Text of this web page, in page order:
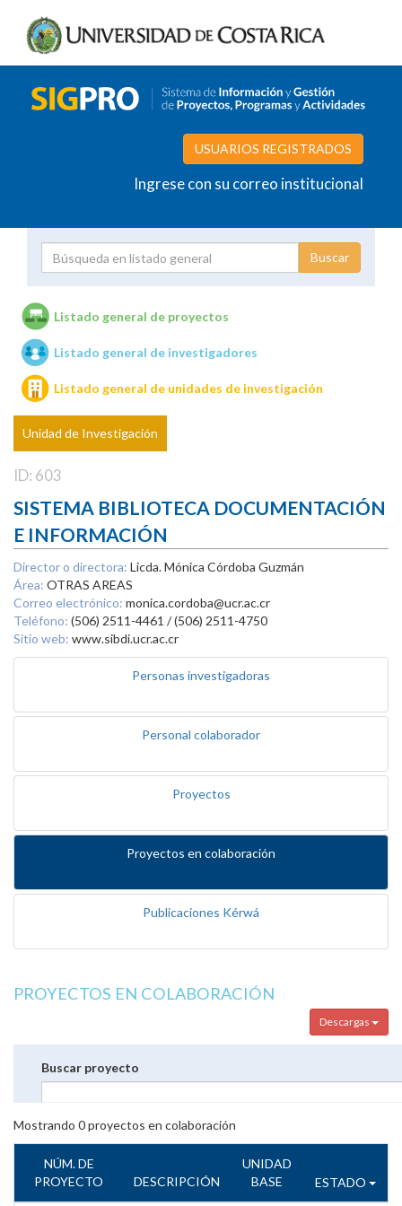
USUARIOS REGISTRADOS
Ingrese con su correo institucional
Unidades de investigación
Listado general de proyectos
Listado general de investigadores
Listado general de unidades de investigación
Unidad de Investigación
ID: 603
SISTEMA BIBLIOTECA DOCUMENTACIÓN
E INFORMACIÓN
Director o directora: Licda. Mónica Córdoba Guzmán
Área: OTRAS AREAS
Correo electrónico: monica.cordoba@ucr.ac.cr
Teléfono: (506) 2511-4461 / (506) 2511-4750
Sitio web: www.sibdi.ucr.ac.cr
Personas investigadoras
Personal colaborador
Proyectos
Proyectos en colaboración
Publicaciones Kérwá
PROYECTOS EN COLABORACIÓN
Descargas
Buscar proyecto
Mostrando 0proyectos en colaboración
NÚM. DE
PROYECTO
DESCRIPCIÓN
UNIDAD
BASE
ESTADO